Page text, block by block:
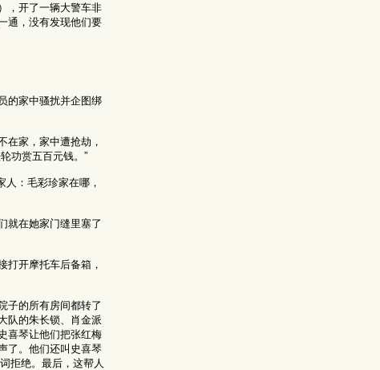
，开了一辆大警车非
通，没有发现他们要
的家中骚扰并企图绑
在家，家中遭抢劫，
功赏五百元钱。”
：毛彩珍家在哪，
就在她家门缝里塞了
打开摩托车后备箱，
子的所有房间都转了
队的朱长锁、肖金派
喜琴让他们把张红梅
了。他们还叫史喜琴
拒绝。最后，这帮人